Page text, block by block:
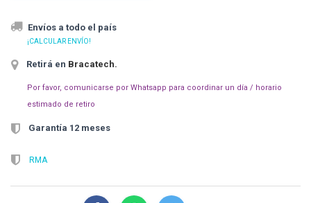
Envíos a todo el país
¡CALCULAR ENVÍO!
Retirá en Bracatech.
Por favor, comunicarse por Whatsapp para coordinar un día / horario
estimado de retiro
Garantía 12 meses
RMA